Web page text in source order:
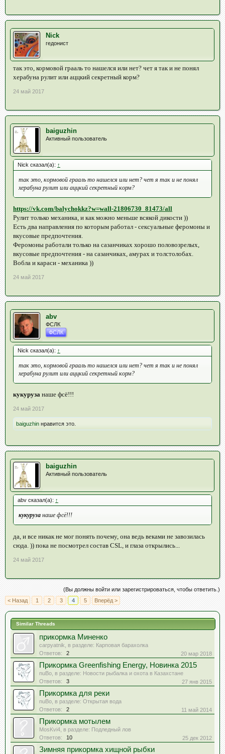
Nick
гедонист
так это, кормовой грааль то нашелся или нет? чет я так и не понял
херабуна рулит или аццкий секретный корм?
24 май 2017
baiguzhin
Активный пользователь
Nick сказал(а): ↑
так это, кормовой грааль то нашелся или нет? чет я так и не понял
херабуна рулит или аццкий секретный корм?
https://vk.com/balychokkz?w=wall-21806730_81473/all
Рулит только механика, и как можно меньше всякой дикости ))
Есть два направления по которым работал - сексуальные феромоны и
вкусовые предпочтения.
Феромоны работали только на сазанчиках хорошо половозрелых,
вкусовые предпочтения - на сазанчиках, амурах и толстолобах.
Вобла и караси - механика ))
24 май 2017
abv
ФСЛК
ФСЛК
Nick сказал(а): ↑
так это, кормовой грааль то нашелся или нет? чет я так и не понял
херабуна рулит или аццкий секретный корм?
кукуруза наше фсё!!!
24 май 2017
baiguzhin нравится это.
baiguzhin
Активный пользователь
abv сказал(а): ↑
кукуруза наше фсё!!!
да, и все никак не мог понять почему, она ведь веками не завозилась
сюда. )) пока не посмотрел состав CSL, и глаза открылись...
24 май 2017
(Вы должны войти или зарегистрироваться, чтобы ответить.)
< Назад
1 2 3 4 5 Вперёд >
Similar Threads
прикормка Миненко
carpyatnik , в разделе: Карповая барахолка
Ответов:
2 20 мар 2018
Прикормка Greenfishing Energy, Новинка 2015
nuBo , в разделе: Новости рыбалка и охота в Казахстане
Ответов:
3 27 янв 2015
Прикормка для реки
nuBo , в разделе: Открытая вода
Ответов:
2 11 май 2014
Прикормка мотылем
MosKvi4 , в разделе: Подледный лов
Ответов:
10 25 дек 2012
Зимняя прикормка хищной рыбки